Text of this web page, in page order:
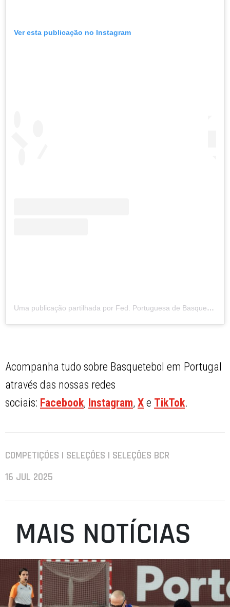
Ver esta publicação no Instagram
Uma publicação partilhada por Fed. Portuguesa de Basquetebol (@fpbasquetebol)
Acompanha tudo sobre Basquetebol em Portugal
através das nossas redes
sociais: Facebook, Instagram,X e TikTok.
COMPETIÇÕES | SELEÇÕES | SELEÇÕES BCR
16 JUL 2025
MAIS NOTÍCIAS